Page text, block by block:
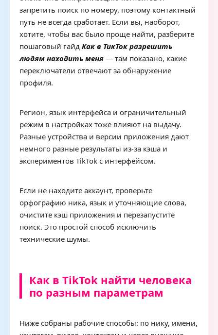
запретить поиск по номеру, поэтому контактный
путь не всегда сработает. Если вы, наоборот,
хотите, чтобы вас было проще найти, разберите
пошаговый гайд Как в ТикТок разрешить
людям находить меня — там показано, какие
переключатели отвечают за обнаружение
профиля.
Регион, язык интерфейса и ограничительный
режим в настройках тоже влияют на выдачу.
Разные устройства и версии приложения дают
немного разные результаты из-за кэша и
экспериментов TikTok с интерфейсом.
Если не находите аккаунт, проверьте
орфографию ника, язык и уточняющие слова,
очистите кэш приложения и перезапустите
поиск. Это простой способ исключить
технические шумы.
Как в TikTok найти человека
по разным параметрам
Ниже собраны рабочие способы: по нику, имени,